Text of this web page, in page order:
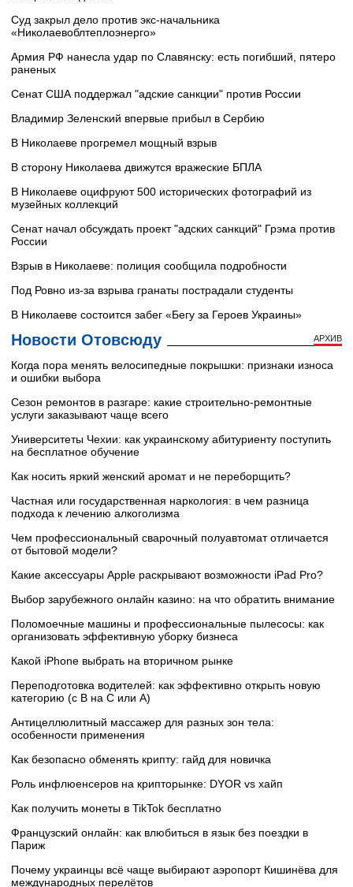
Суд закрыл дело против экс-начальника
«Николаевоблтеплоэнерго»
Армия РФ нанесла удар по Славянску: есть погибший, пятеро
раненых
Сенат США поддержал "адские санкции" против России
Владимир Зеленский впервые прибыл в Сербию
В Николаеве прогремел мощный взрыв
В сторону Николаева движутся вражеские БПЛА
В Николаеве оцифруют 500 исторических фотографий из
музейных коллекций
Сенат начал обсуждать проект "адских санкций" Грэма против
России
Взрыв в Николаеве: полиция сообщила подробности
Под Ровно из-за взрыва гранаты пострадали студенты
В Николаеве состоится забег «Бегу за Героев Украины»
Новости Отовсюду АРХИВ
Когда пора менять велосипедные покрышки: признаки износа
и ошибки выбора
Сезон ремонтов в разгаре: какие строительно-ремонтные
услуги заказывают чаще всего
Университеты Чехии: как украинскому абитуриенту поступить
на бесплатное обучение
Как носить яркий женский аромат и не переборщить?
Частная или государственная наркология: в чем разница
подхода к лечению алкоголизма
Чем профессиональный сварочный полуавтомат отличается
от бытовой модели?
Какие аксессуары Apple раскрывают возможности iPad Pro?
Выбор зарубежного онлайн казино: на что обратить внимание
Поломоечные машины и профессиональные пылесосы: как
организовать эффективную уборку бизнеса
Какой iPhone выбрать на вторичном рынке
Переподготовка водителей: как эффективно открыть новую
категорию (с B на C или А)
Антицеллюлитный массажер для разных зон тела:
особенности применения
Как безопасно обменять крипту: гайд для новичка
Роль инфлюенсеров на крипторынке: DYOR vs хайп
Как получить монеты в TikTok бесплатно
Французский онлайн: как влюбиться в язык без поездки в
Париж
Почему украинцы всё чаще выбирают аэропорт Кишинёва для
международных перелётов